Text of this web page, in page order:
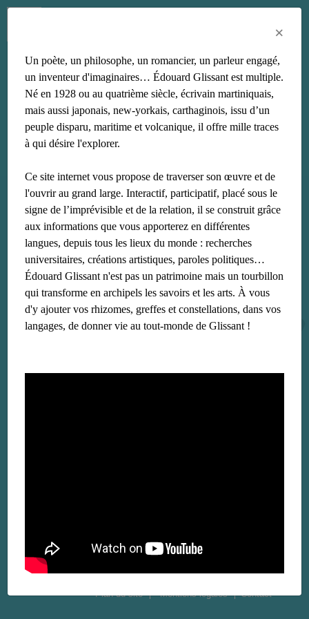
la boudeuse
×
Un poète, un philosophe, un romancier, un parleur engagé,
un inventeur d'imaginaires… Édouard Glissant est multiple.
Né en 1928 ou au quatrième siècle, écrivain martiniquais,
mais aussi japonais, new-yorkais, carthaginois, issu d’un
peuple disparu, maritime et volcanique, il offre mille traces
à qui désire l'explorer.
Ce site internet vous propose de traverser son œuvre et de
l'ouvrir au grand large. Interactif, participatif, placé sous le
signe de l’imprévisible et de la relation, il se construit grâce
aux informations que vous apporterez en différentes
langues, depuis tous les lieux du monde : recherches
universitaires, créations artistiques, paroles politiques…
Édouard Glissant n'est pas un patrimoine mais un tourbillon
qui transforme en archipels les savoirs et les arts. À vous
d'y ajouter vos rhizomes, greffes et constellations, dans vos
langages, de donner vie au tout-monde de Glissant !
Plan du site Mentions légales Contact